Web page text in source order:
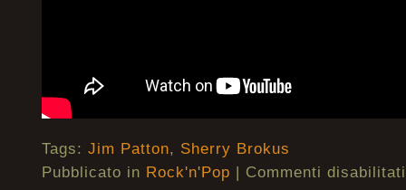
Tags: Jim Patton, Sherry Brokus
Pubblicato in Rock'n'Pop | Commenti disabilitati